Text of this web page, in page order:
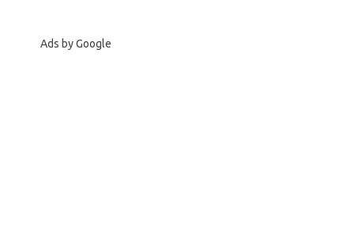
Ads by Google